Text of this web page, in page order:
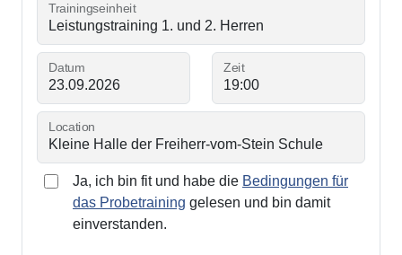
Trainingseinheit
Datum Zeit
Location
Ja, ich bin fit und habe die Bedingungen für
das Probetraining gelesen und bin damit
einverstanden.